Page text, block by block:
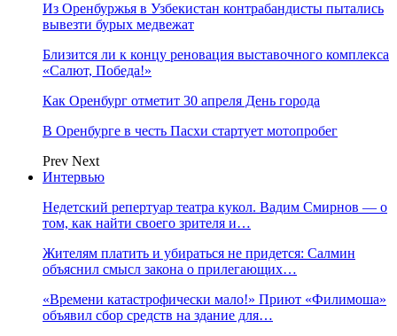
Из Оренбуржья в Узбекистан контрабандисты пытались
вывезти бурых медвежат
Близится ли к концу реновация выставочного комплекса
«Салют, Победа!»
Как Оренбург отметит 30 апреля День города
В Оренбурге в честь Пасхи стартует мотопробег
Prev Next
Интервью
Недетский репертуар театра кукол. Вадим Смирнов — о
том, как найти своего зрителя и…
Жителям платить и убираться не придется: Салмин
объяснил смысл закона о прилегающих…
«Времени катастрофически мало!» Приют «Филимоша»
объявил сбор средств на здание для…